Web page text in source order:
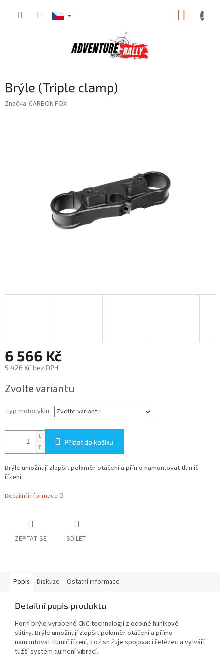
Brýle (Triple clamp)
Značka: CARBON FOX
6 566 Kč
5 426 Kč bez DPH
cena:
Zvolte variantu
Typ motocyklu
Přidat do košíku
Brýle umožňují zlepšit poloměr otáčení a přímo namontovat tlumič
řízení.
Detailní informace
ZEPTAT SE SDÍLET
Popis Diskuze Ostatní informace
Detailní popis produktu
Horní brýle vyrobené CNC technologií z odolné hliníkové
slitiny. Brýle umožňují zlepšit poloměr otáčení a přímo
namontovat tlumič řízení, což snižuje spojovací řetězec a vytváří
tužší systém tlumení vibrací.